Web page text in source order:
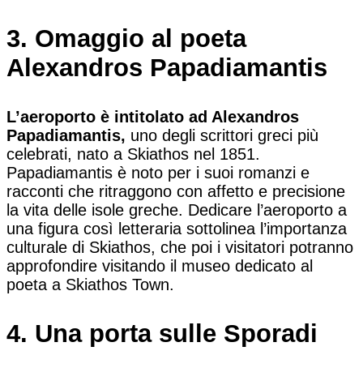
3. Omaggio al poeta
Alexandros Papadiamantis
L’aeroporto è intitolato ad Alexandros
Papadiamantis, uno degli scrittori greci più
celebrati, nato a Skiathos nel 1851.
Papadiamantis è noto per i suoi romanzi e
racconti che ritraggono con affetto e precisione
la vita delle isole greche. Dedicare l’aeroporto a
una figura così letteraria sottolinea l’importanza
culturale di Skiathos, che poi i visitatori potranno
approfondire visitando il museo dedicato al
poeta a Skiathos Town.
4. Una porta sulle Sporadi